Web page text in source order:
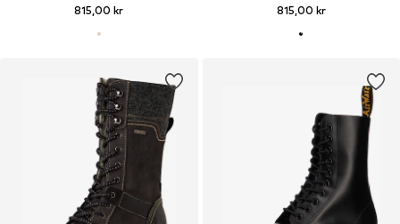
815,00 kr 815,00 kr